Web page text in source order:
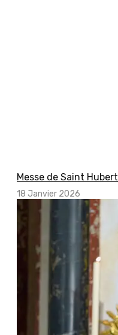
Messe de Saint Hubert
18 Janvier 2026